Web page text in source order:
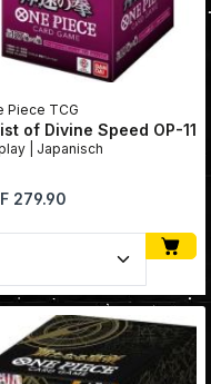
Wert ein
Piece TCG
of Divine Speed OP-11
Display | Japanisch
Preis:
279.90
Anzahl: Gib